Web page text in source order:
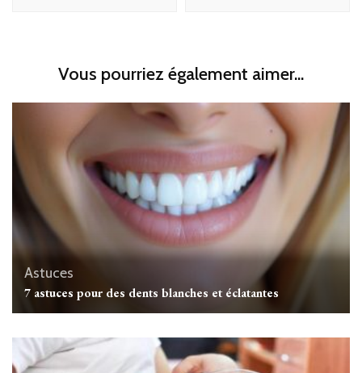
Vous pourriez également aimer...
Astuces
7 astuces pour des dents blanches et éclatantes